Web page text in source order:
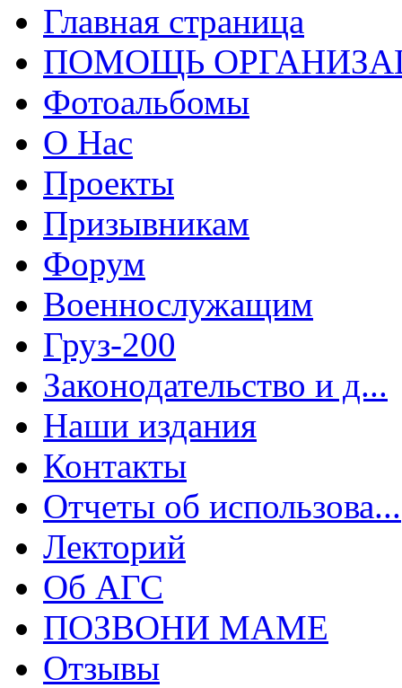
Главная страница
ПОМОЩЬ
Фотоальбомы
О Нас
Проекты
Призывникам
Форум
Военнослужащим
Груз-200
Законодательство и д...
Наши издания
Контакты
Отчеты об использова...
Лекторий
Об АГС
ПОЗВОНИ МАМЕ
Отзывы